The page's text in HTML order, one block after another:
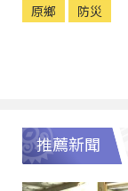
原鄉 防災
推薦新聞